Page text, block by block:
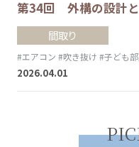
第34回 外構の設計
間取り
#エアコン #吹き抜け #子ども
2026.04.01